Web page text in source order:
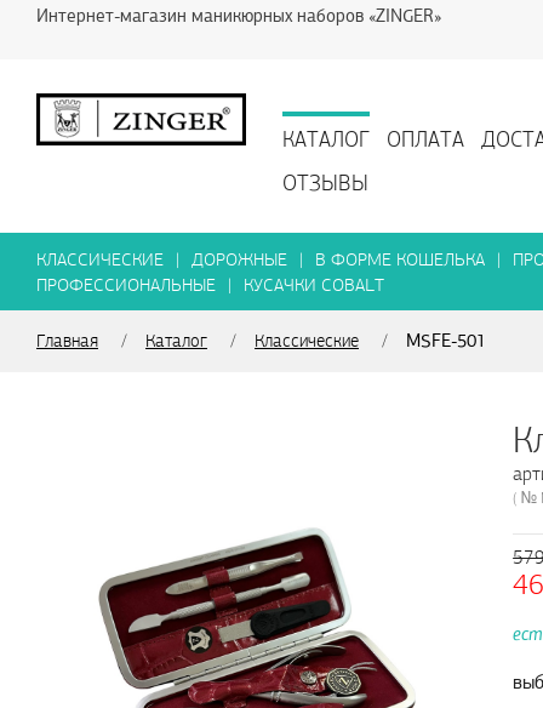
Интернет-магазин маникюрных наборов «ZINGER»
КАТАЛОГ ОПЛАТА
ОТЗЫВЫ
КЛАССИЧЕСКИЕ | ДОРОЖНЫЕ | В ФОРМЕ КОШЕЛЬКА |
ПРОФЕССИОНАЛЬНЫЕ
| КУСАЧКИ COBALT
Главная / Каталог / Классические / MSFE-501
( №